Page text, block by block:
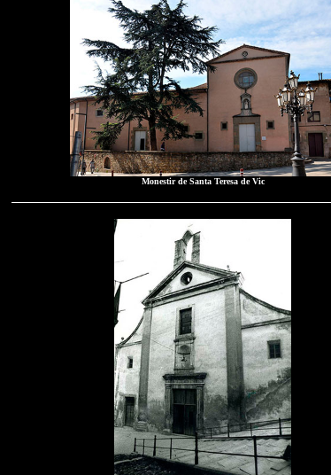
Monestir de Santa Teresa de Vic